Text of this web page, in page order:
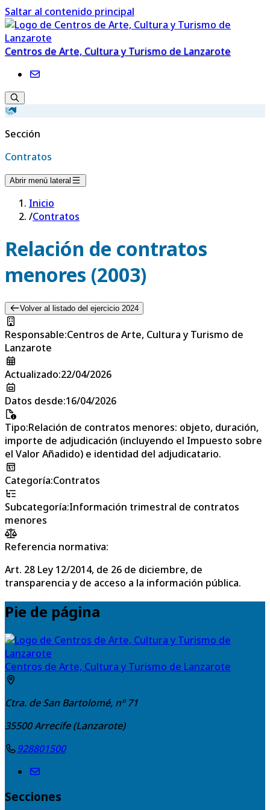
Saltar al contenido principal
Centros de Arte, Cultura y Turismo de Lanzarote
Sección
Contratos
Abrir menú lateral
Inicio
/Contratos
Relación de contratos
menores (2003)
Volver al listado del ejercicio 2024
Responsable:Centros de Arte, Cultura y Turismo de
Lanzarote
Actualizado:22/04/2026
Datos desde:16/04/2026
Tipo:Relación de contratos menores: objeto, duración,
importe de adjudicación (incluyendo el Impuesto sobre
el Valor Añadido) e identidad del adjudicatario.
Categoría:Contratos
Subcategoría:Información trimestral de contratos
menores
Referencia normativa:
Art. 28 Ley 12/2014, de 26 de diciembre, de
transparencia y de acceso a la información pública.
Pie de página
Centros de Arte, Cultura y Turismo de Lanzarote
Ctra. de San Bartolomé, nº 71
35500Arrecife (Lanzarote)
928801500
Secciones